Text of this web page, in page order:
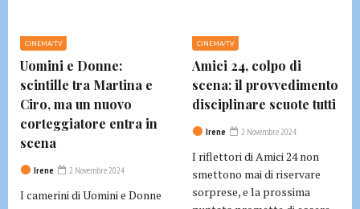
CINEMA/TV
Uomini e Donne:
scintille tra Martina e
Ciro, ma un nuovo
corteggiatore entra in
scena
Irene 2 Novembre 2024
I camerini di Uomini e Donne
CINEMA/TV
Amici 24, colpo di
scena: il provvedimento
disciplinare scuote tutti
Irene 2 Novembre 2024
I riflettori di Amici 24 non
smettono mai di riservare
sorprese, e la prossima